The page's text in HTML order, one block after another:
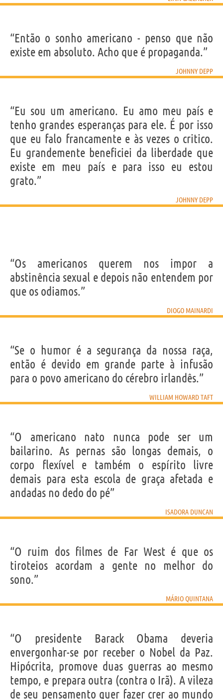
“Então o sonho americano - penso que não
existe em absoluto. Acho que é propaganda.”
JOHNNY DEPP
“Eu sou um americano. Eu amo meu país e
tenho grandes esperanças para ele. É por isso
que eu falo francamente e às vezes o critico.
Eu grandemente beneficiei da liberdade que
existe em meu país e para isso eu estou
grato.”
JOHNNY DEPP
“Os americanos querem nos impor a
abstinência sexual e depois não entendem por
que os odiamos.”
DIOGO MAINARDI
“Se o humor é a segurança da nossa raça,
então é devido em grande parte à infusão
para o povo americano do cérebro irlandês.”
WILLIAM HOWARD TAFT
“O americano nato nunca pode ser um
bailarino. As pernas são longas demais, o
corpo flexível e também o espírito livre
demais para esta escola de graça afetada e
andadas no dedo do pé”
ISADORA DUNCAN
“O ruim dos filmes de Far West é que os
tiroteios acordam a gente no melhor do
sono.”
MÁRIO QUINTANA
“O presidente Barack Obama deveria
envergonhar-se por receber o Nobel da Paz.
Hipócrita, promove duas guerras ao mesmo
tempo, e prepara outra (contra o Irã). A vileza
de seu pensamento quer fazer crer ao mundo